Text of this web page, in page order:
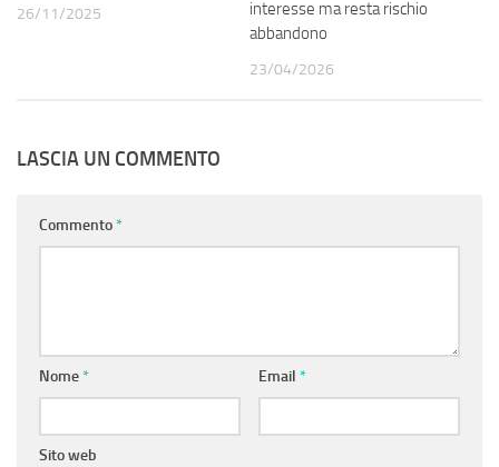
26/11/2025
interesse ma resta rischio
abbandono
23/04/2026
LASCIA UN COMMENTO
Commento*
Nome* Email *
Sito web